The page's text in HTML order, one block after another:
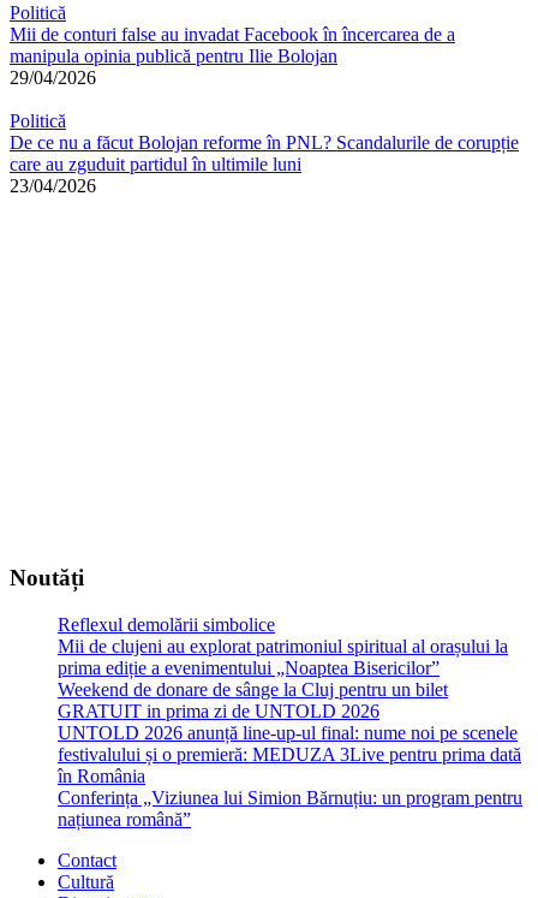
Politică
Mii de conturi false au invadat Facebook în încercarea de a
manipula opinia publică pentru Ilie Bolojan
29/04/2026
Politică
De ce nu a făcut Bolojan reforme în PNL? Scandalurile de corupție
care au zguduit partidul în ultimile luni
23/04/2026
Noutăți
Reflexul demolării simbolice
Mii de clujeni au explorat patrimoniul spiritual al orașului la
prima ediție a evenimentului „Noaptea Bisericilor”
Weekend de donare de sânge la Cluj pentru un bilet
GRATUIT in prima zi de UNTOLD 2026
UNTOLD 2026 anunță line-up-ul final: nume noi pe scenele
festivalului și o premieră: MEDUZA 3Live pentru prima dată
în România
Conferința „Viziunea lui Simion Bărnuțiu: un program pentru
națiunea română”
Contact
Cultură